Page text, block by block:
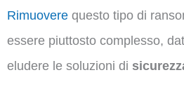
Rimuovere questo tipo di
essere piuttosto complesso,
eludere le soluzioni di